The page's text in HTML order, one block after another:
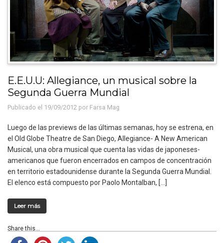
E.E.U.U: Allegiance, un musical sobre la
Segunda Guerra Mundial
Publicado el 19/09/2012 por Farsa Mag
Luego de las previews de las últimas semanas, hoy se estrena, en
el Old Globe Theatre de San Diego, Allegiance- A New American
Musical, una obra musical que cuenta las vidas de japoneses-
americanos que fueron encerrados en campos de concentración
en territorio estadounidense durante la Segunda Guerra Mundial.
El elenco está compuesto por Paolo Montalban, […]
Leer más
Share this...